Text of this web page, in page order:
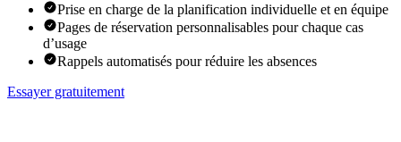
Prise en charge de la planification individuelle et en équipe
Pages de réservation personnalisables pour chaque cas
d’usage
Rappels automatisés pour réduire les absences
Essayer gratuitement